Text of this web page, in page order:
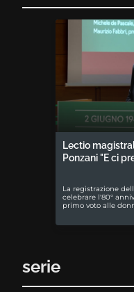
Lectio
Ponzani "E ci
La registrazione
celebrare l'80°
primo voto alle
serie